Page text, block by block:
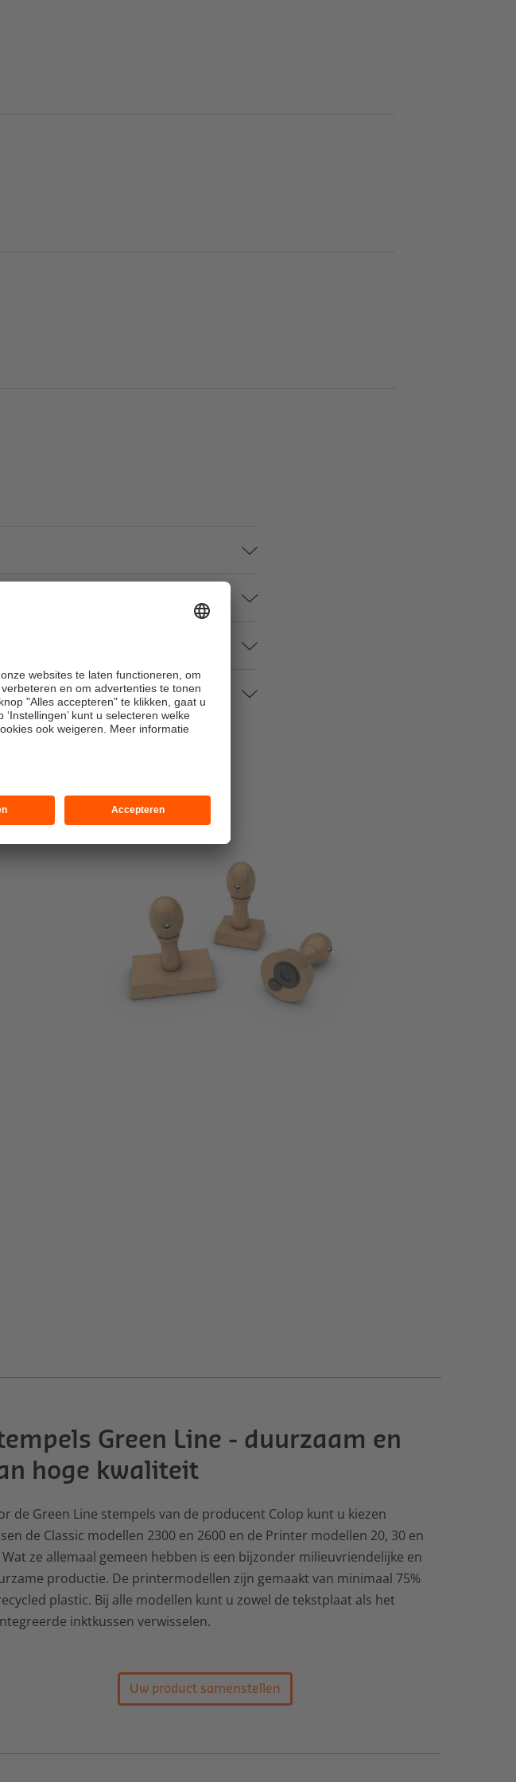
Green Line - duurzaam en
hoge kwaliteit
de Green Line stempels van de producent Colop kunt u kiezen
de Classic modellen 2300 en 2600 en de Printer modellen 20, 30 en
Wat ze allemaal gemeen hebben is een bijzonder milieuvriendelijke en
productie. De printermodellen zijn gemaakt van minimaal 75%
plastic. Bij alle modellen kunt u zowel de tekstplaat als het
inktkussen verwisselen.
Uw product samenstellen